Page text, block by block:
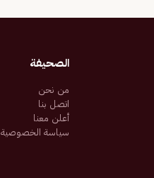
الصحيفة
من نحن
اتصل بنا
أعلن معنا
سياسة الخصوصية